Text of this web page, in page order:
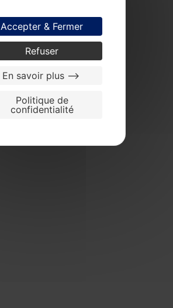
Accepter & Fermer
Refuser
En savoir plus -->
Politique de
confidentialité